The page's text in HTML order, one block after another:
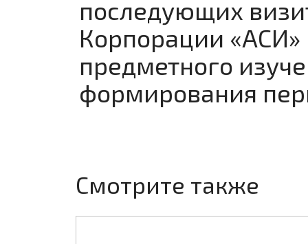
последующих
Корпорации «АСИ»
предметного
формирования
Смотрите также